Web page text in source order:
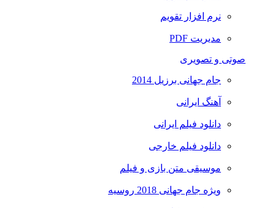
نرم افزار تقویم
مدیریت PDF
صوتی و تصویری
جام جهانی برزیل 2014
آهنگ ایرانی
دانلود فیلم ایرانی
دانلود فیلم خارجی
موسیقی متن بازی و فیلم
ویژه جام جهانی 2018 روسیه